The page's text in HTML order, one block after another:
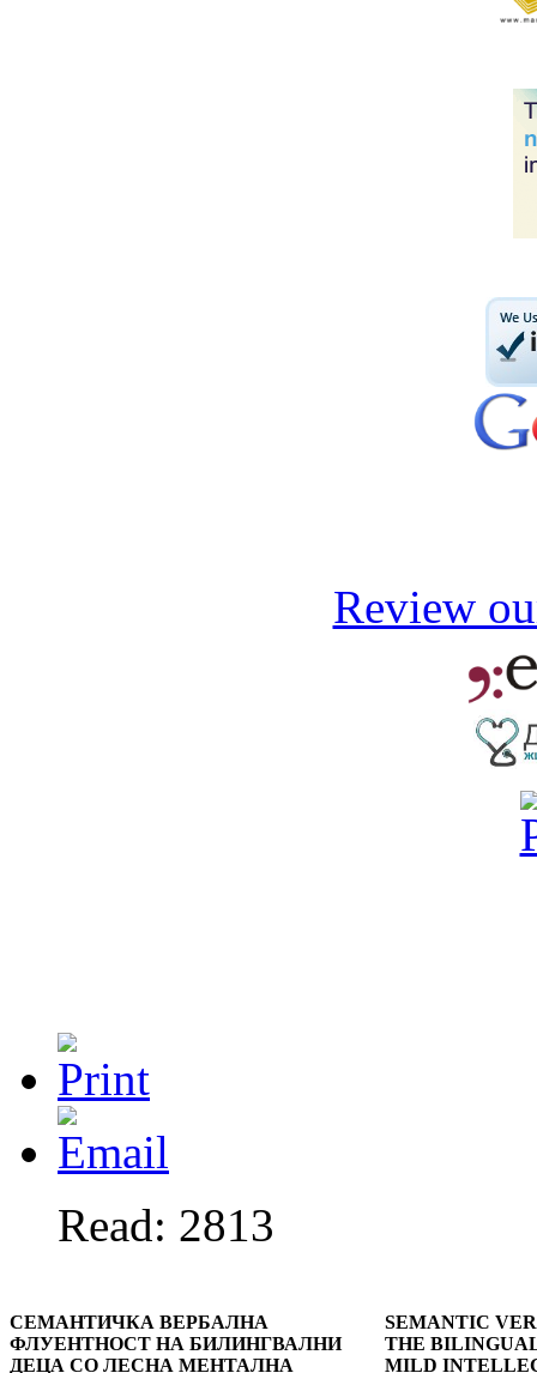
Review
Read: 2813
СЕМАНТИЧКА ВЕРБАЛНА
ФЛУЕНТНОСТ НА БИЛИНГВАЛНИ
ДЕЦА СО ЛЕСНА МЕНТАЛНА
SEMANTIC
THE
MILD